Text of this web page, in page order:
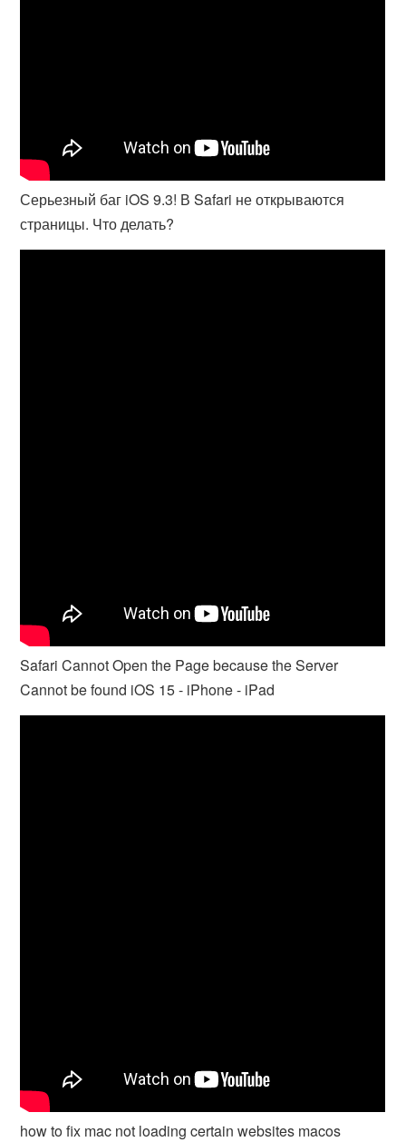
Серьезный баг iOS 9.3! В Safari не открываются
страницы. Что делать?
Safari Cannot Open the Page because the Server
Cannot be found iOS 15 - iPhone - iPad
how to fix mac not loading certain websites macos